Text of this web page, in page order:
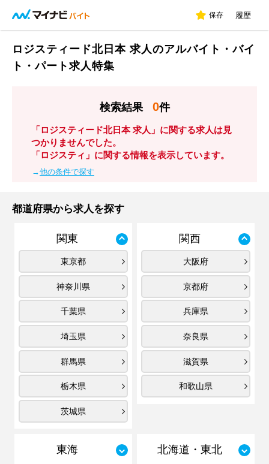
保存 履歴
ロジスティード北日本 求人のアルバイト・バイ
ト・パート求人特集
検索結果 0件
「ロジスティード北日本 求人」に関する求人は見
つかりませんでした。
「ロジスティ」に関する情報を表示しています。
→他の条件で探す
都道府県から求人を探す
関東
東京都
神奈川県
千葉県
埼玉県
群馬県
栃木県
茨城県
関西
大阪府
京都府
兵庫県
奈良県
滋賀県
和歌山県
東海 北海道・東北